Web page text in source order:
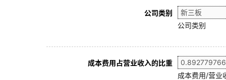
公司类别
公司类别
成本费用占营业收入的比重
成本费用/营业